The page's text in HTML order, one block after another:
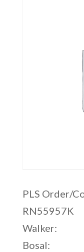
PLS Order/
RN55957K
Walker:
Bosal: